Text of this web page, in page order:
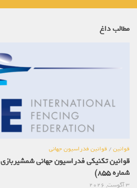
مطالب داغ
قوانین/قوانین فدراسیون جهانی
شماره 855)